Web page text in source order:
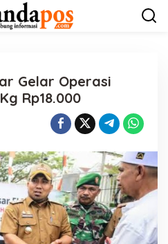
Gelar Operasi
Rp18.000